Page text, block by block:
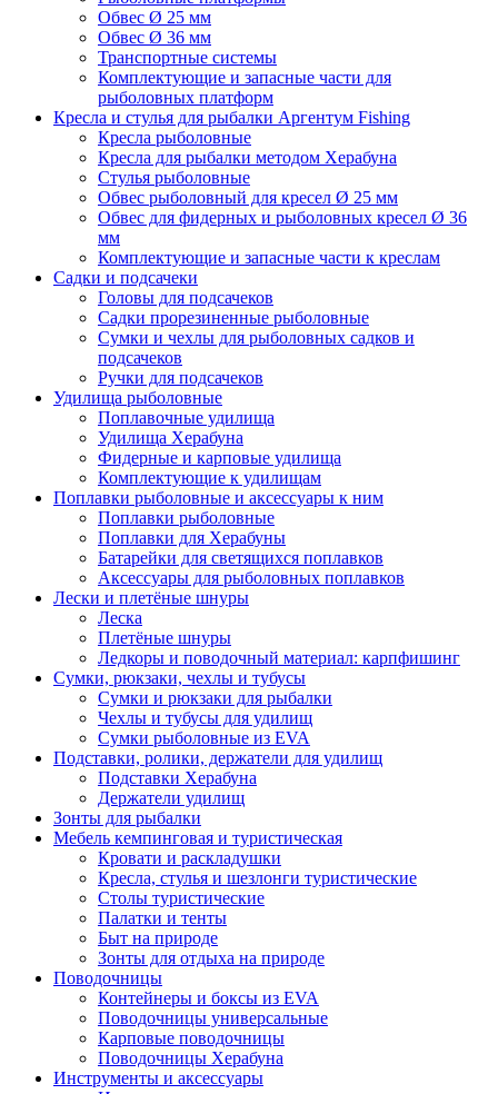
Обвес Ø 25 мм
Обвес Ø 36 мм
Транспортные системы
Комплектующие и запасные части для
рыболовных платформ
Кресла и стулья для рыбалки Аргентум Fishing
Кресла рыболовные
Кресла для рыбалки методом Херабуна
Стулья рыболовные
Обвес рыболовный для кресел Ø 25 мм
Обвес для фидерных и рыболовных кресел Ø 36
мм
Комплектующие и запасные части к креслам
Садки и подсачеки
Головы для подсачеков
Садки прорезиненные рыболовные
Сумки и чехлы для рыболовных садков и
подсачеков
Ручки для подсачеков
Удилища рыболовные
Поплавочные удилища
Удилища Херабуна
Фидерные и карповые удилища
Комплектующие к удилищам
Поплавки рыболовные и аксессуары к ним
Поплавки рыболовные
Поплавки для Херабуны
Батарейки для светящихся поплавков
Аксессуары для рыболовных поплавков
Лески и плетёные шнуры
Леска
Плетёные шнуры
Ледкоры и поводочный материал: карпфишинг
Сумки, рюкзаки, чехлы и тубусы
Сумки и рюкзаки для рыбалки
Чехлы и тубусы для удилищ
Сумки рыболовные из EVA
Подставки, ролики, держатели для удилищ
Подставки Херабуна
Держатели удилищ
Зонты для рыбалки
Мебель кемпинговая и туристическая
Кровати и раскладушки
Кресла, стулья и шезлонги туристические
Столы туристические
Палатки и тенты
Быт на природе
Зонты для отдыха на природе
Поводочницы
Контейнеры и боксы из EVA
Поводочницы универсальные
Карповые поводочницы
Поводочницы Херабуна
Инструменты и аксессуары